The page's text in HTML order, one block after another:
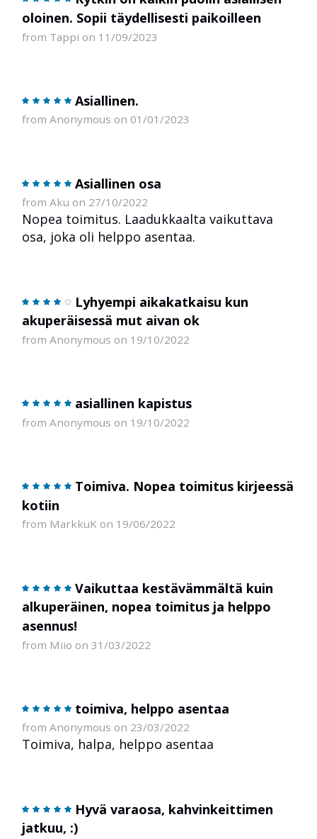
oloinen. Sopii täydellisesti paikoilleen
from Tappi on 11/09/2023
Asiallinen.
from Anonymous on 01/01/2023
Asiallinen osa
from Aku on 27/10/2022
Nopea toimitus. Laadukkaalta vaikuttava
osa, joka oli helppo asentaa.
Lyhyempi aikakatkaisu kun
akuperäisessä mut aivan ok
from Anonymous on 19/10/2022
asiallinen kapistus
from Anonymous on 19/10/2022
Toimiva. Nopea toimitus kirjeessä
kotiin
from MarkkuK on 19/06/2022
Vaikuttaa kestävämmältä kuin
alkuperäinen, nopea toimitus ja helppo
asennus!
from Miio on 31/03/2022
toimiva, helppo asentaa
from Anonymous on 23/03/2022
Toimiva, halpa, helppo asentaa
Hyvä varaosa, kahvinkeittimen
jatkuu, :)